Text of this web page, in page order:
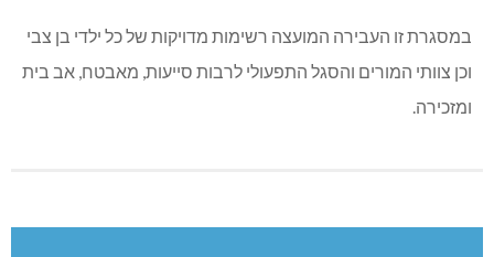
במסגרת זו העבירה המועצה רשימות מדויקות של כל ילדי בן צבי
וכן צוותי המורים והסגל התפעולי לרבות סייעות, מאבטח, אב בית
ומזכירה.